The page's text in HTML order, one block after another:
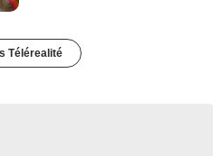
Télérealité